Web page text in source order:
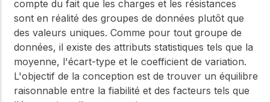
compte du fait que les charges et les résistances
sont en réalité des groupes de données plutôt que
des valeurs uniques. Comme pour tout groupe de
données, il existe des attributs statistiques tels que la
moyenne, l'écart-type et le coefficient de variation.
L'objectif de la conception est de trouver un équilibre
raisonnable entre la fiabilité et des facteurs tels que